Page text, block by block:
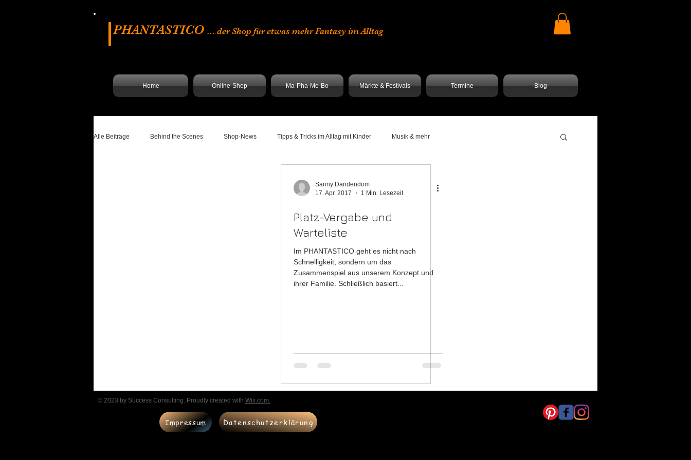
PHANTASTICO ... der Shop für etwas mehr Fantasy im Alltag
Home Online-Shop Ma-Pha-Mo-Bo Märkte & Festivals Termine Blog
Alle Beiträge Behind the Scenes Shop-News Tipps & Tricks im Alltag mit Kinder Musik & mehr
Sanny Dandendom
17. Apr. 2017
1 Min. Lesezeit
Platz-Vergabe und
Warteliste
Im PHANTASTICO geht es nicht nach
Schnelligkeit, sondern um das
Zusammenspiel aus unserem Konzept und
ihrer Familie. Schließlich basiert...
© 2023 by Success Consulting. Proudly created with Wix.com.
Impressum Datenschutzerklärung